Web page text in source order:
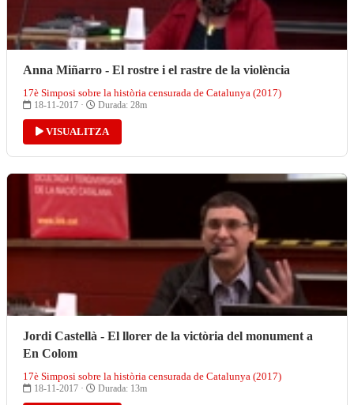
Anna Miñarro - El rostre i el rastre de la violència
17è Simposi sobre la història censurada de Catalunya (2017)
18-11-2017 · Durada: 28m
VISUALITZA
Jordi Castellà - El llorer de la victòria del monument a
En Colom
17è Simposi sobre la història censurada de Catalunya (2017)
18-11-2017 · Durada: 13m